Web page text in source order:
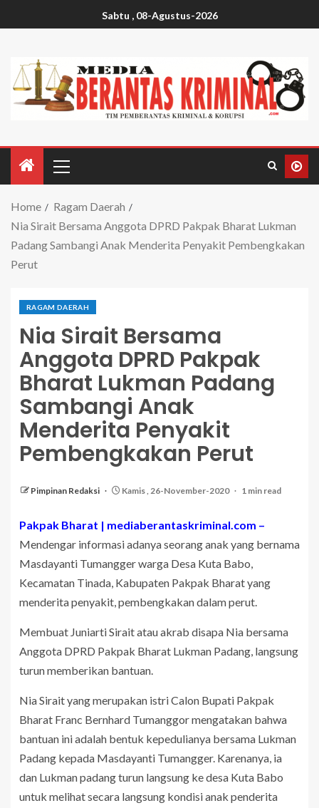
Sabtu , 08-Agustus-2026
Home
Ragam Daerah
Nia Sirait Bersama Anggota DPRD Pakpak Bharat Lukman
Padang Sambangi Anak Menderita Penyakit Pembengkakan
Perut
RAGAM DAERAH
Nia Sirait Bersama
Anggota DPRD Pakpak
Bharat Lukman Padang
Sambangi Anak
Menderita Penyakit
Pembengkakan Perut
Pimpinan Redaksi Kamis , 26-November-2020 1 min read
Pakpak Bharat | mediaberantaskriminal.com –
Mendengar informasi adanya seorang anak yang bernama
Masdayanti Tumangger warga Desa Kuta Babo,
Kecamatan Tinada, Kabupaten Pakpak Bharat yang
menderita penyakit, pembengkakan dalam perut.
Membuat Juniarti Sirait atau akrab disapa Nia bersama
Anggota DPRD Pakpak Bharat Lukman Padang, langsung
turun memberikan bantuan.
Nia Sirait yang merupakan istri Calon Bupati Pakpak
Bharat Franc Bernhard Tumanggor mengatakan bahwa
bantuan ini adalah bentuk kepedulianya bersama Lukman
Padang kepada Masdayanti Tumangger. Karenanya, ia
dan Lukman padang turun langsung ke desa Kuta Babo
untuk melihat secara langsung kondisi anak penderita